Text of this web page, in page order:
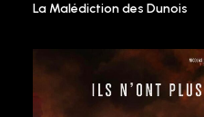
La Malédiction des Dunois